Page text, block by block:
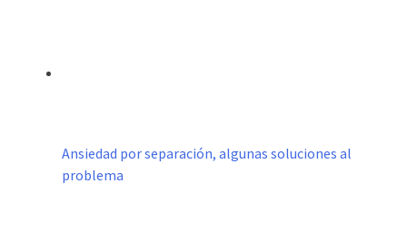
Ansiedad por separación, algunas soluciones al
problema